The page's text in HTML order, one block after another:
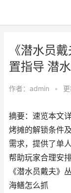
《潜水员
置指导 潜
作者： admin •
摘要：速览本文
烤摊的解锁条件
需求，提供了单
帮助玩家合理安
《潜水员戴夫》
海鳝怎么抓